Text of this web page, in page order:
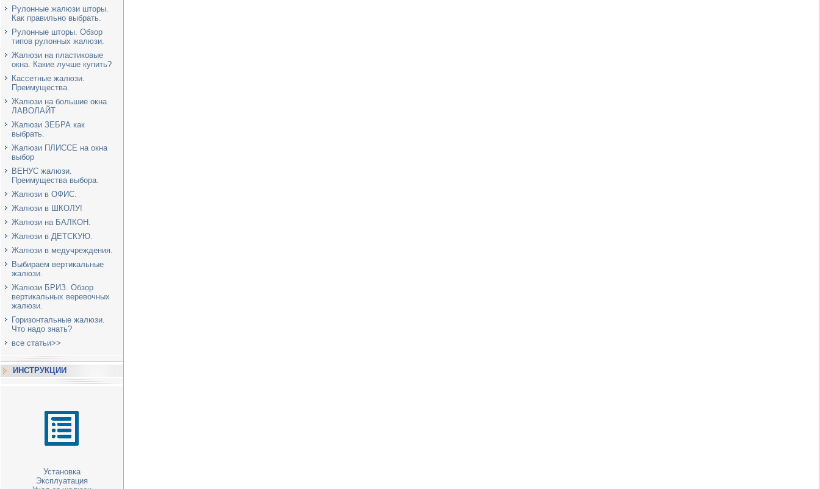
Рулонные жалюзи шторы.
Как правильно выбрать.
Рулонные шторы. Обзор
типов рулонных жалюзи.
Жалюзи на пластиковые
окна. Какие лучше купить?
Кассетные жалюзи.
Преимущества.
Жалюзи на большие окна
ЛАВОЛАЙТ
Жалюзи ЗЕБРА как
выбрать.
Жалюзи ПЛИССЕ на окна
выбор
ВЕНУС жалюзи.
Преимущества выбора.
Жалюзи в ОФИС.
Жалюзи в ШКОЛУ!
Жалюзи на БАЛКОН.
Жалюзи в ДЕТСКУЮ.
Жалюзи в медучреждения.
Выбираем вертикальные
жалюзи.
Жалюзи БРИЗ. Обзор
вертикальных веревочных
жалюзи.
Горизонтальные жалюзи.
Что надо знать?
все статьи>>
ИНСТРУКЦИИ
Установка
Эксплуатация